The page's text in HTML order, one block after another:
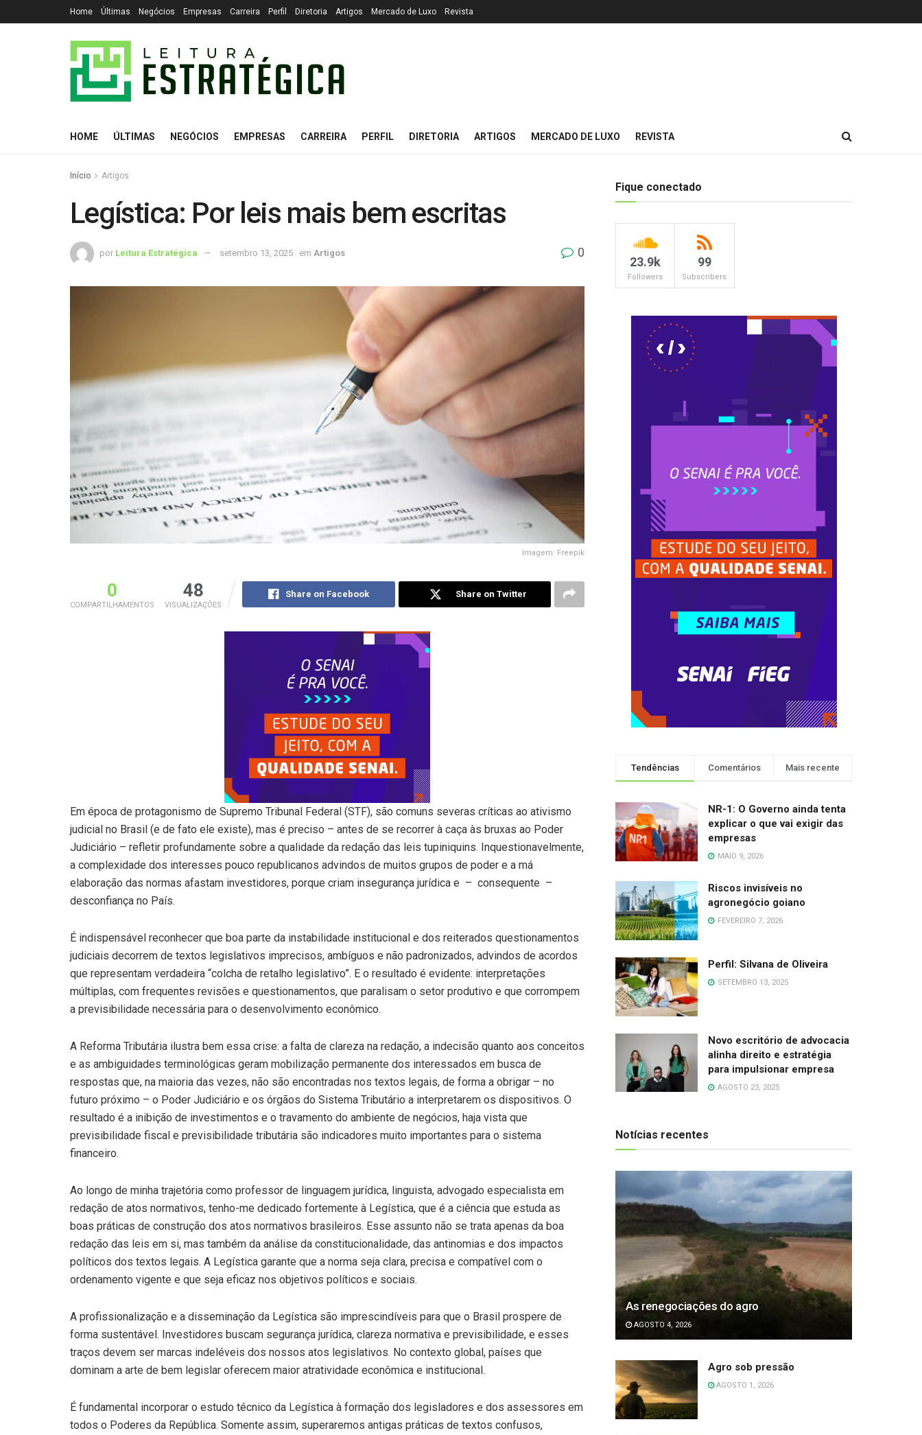
Home Últimas Negócios Empresas Carreira Perfil Diretoria Artigos Mercado de Luxo Revista
HOME ÚLTIMAS NEGÓCIOS EMPRESAS CARREIRA PERFIL DIRETORIA ARTIGOS MERCADO DE LUXO REVISTA
Início Artigos
Legística: Por leis mais bem escritas
por Leitura Estratégica setembro 13, 2025 em Artigos 0
Imagem: Freepik
0
COMPARTILHAMENTOS
48
VISUALIZAÇÕES
Share on Facebook Share on Twitter
Em época de protagonismo de Supremo Tribunal Federal (STF), são comuns severas críticas ao ativismo
judicial no Brasil (e de fato ele existe), mas é preciso – antes de se recorrer à caça às bruxas ao Poder
Judiciário – refletir profundamente sobre a qualidade da redação das leis tupiniquins. Inquestionavelmente,
a complexidade dos interesses pouco republicanos advindos de muitos grupos de poder e a má
elaboração das normas afastam investidores, porque criam insegurança jurídica e – consequente –
desconfiança no País.
É indispensável reconhecer que boa parte da instabilidade institucional e dos reiterados questionamentos
judiciais decorrem de textos legislativos imprecisos, ambíguos e não padronizados, advindos de acordos
que representam verdadeira “colcha de retalho legislativo”. E o resultado é evidente: interpretações
múltiplas, com frequentes revisões e questionamentos, que paralisam o setor produtivo e que corrompem
a previsibilidade necessária para o desenvolvimento econômico.
A Reforma Tributária ilustra bem essa crise: a falta de clareza na redação, a indecisão quanto aos conceitos
e as ambiguidades terminológicas geram mobilização permanente dos interessados em busca de
respostas que, na maioria das vezes, não são encontradas nos textos legais, de forma a obrigar – no
futuro próximo – o Poder Judiciário e os órgãos do Sistema Tributário a interpretarem os dispositivos. O
resultado é a inibição de investimentos e o travamento do ambiente de negócios, haja vista que
previsibilidade fiscal e previsibilidade tributária são indicadores muito importantes para o sistema
financeiro.
Ao longo de minha trajetória como professor de linguagem jurídica, linguista, advogado especialista em
redação de atos normativos, tenho-me dedicado fortemente à Legística, que é a ciência que estuda as
boas práticas de construção dos atos normativos brasileiros. Esse assunto não se trata apenas da boa
redação das leis em si, mas também da análise da constitucionalidade, das antinomias e dos impactos
políticos dos textos legais. A Legística garante que a norma seja clara, precisa e compatível com o
ordenamento vigente e que seja eficaz nos objetivos políticos e sociais.
A profissionalização e a disseminação da Legística são imprescindíveis para que o Brasil prospere de
forma sustentável. Investidores buscam segurança jurídica, clareza normativa e previsibilidade, e esses
traços devem ser marcas indeléveis dos nossos atos legislativos. No contexto global, países que
dominam a arte de bem legislar oferecem maior atratividade econômica e institucional.
É fundamental incorporar o estudo técnico da Legística à formação dos legisladores e dos assessores em
todos o Poderes da República. Somente assim, superaremos antigas práticas de textos confusos,
Fique conectado
23.9k
Followers
99
Subscribers
Tendências Comentários Mais recente
NR-1: O Governo ainda tenta
explicar o que vai exigir das
empresas
MAIO 9, 2026
Riscos invisíveis no
agronegócio goiano
FEVEREIRO 7, 2026
Perfil: Silvana de Oliveira
SETEMBRO 13, 2025
Novo escritório de advocacia
alinha direito e estratégia
para impulsionar empresa
AGOSTO 23, 2025
Notícias recentes
As renegociações do agro
AGOSTO 4, 2026
Agro sob pressão
AGOSTO 1, 2026